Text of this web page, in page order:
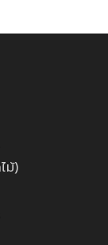
ม้)